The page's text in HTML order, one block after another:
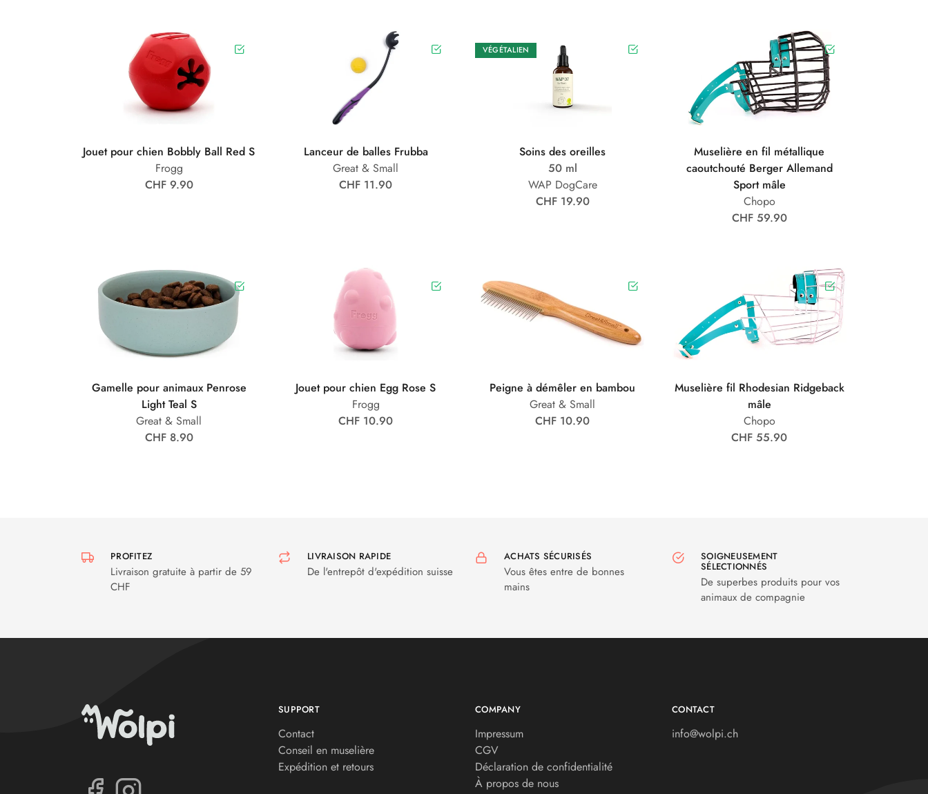
Jouet pour chien Bobbly Ball Red S
Frogg
CHF 9.90
Lanceur de balles Frubba
Great & Small
CHF 11.90
VÉGÉTALIEN
Soins des oreilles
50 ml
WAP DogCare
CHF 19.90
Muselière en fil métallique
caoutchouté Berger Allemand
Sport mâle
Chopo
CHF 59.90
Gamelle pour animaux Penrose
Light Teal S
Great & Small
CHF 8.90
Jouet pour chien Egg Rose S
Frogg
CHF 10.90
Peigne à démêler en bambou
Great & Small
CHF 10.90
Muselière fil Rhodesian Ridgeback
mâle
Chopo
CHF 55.90
PROFITEZ
Livraison gratuite à partir de 59
CHF
LIVRAISON RAPIDE
De l'entrepôt d'expédition suisse
ACHATS SÉCURISÉS
Vous êtes entre de bonnes
mains
SOIGNEUSEMENT
SÉLECTIONNÉS
De superbes produits pour vos
animaux de compagnie
SUPPORT
Contact
Conseil en muselière
Expédition et retours
COMPANY
Impressum
CGV
Déclaration de confidentialité
À propos de nous
CONTACT
info@wolpi.ch